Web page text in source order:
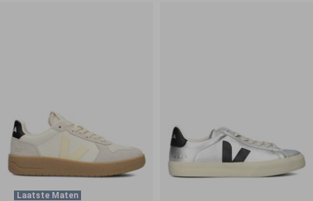
Laatste Maten